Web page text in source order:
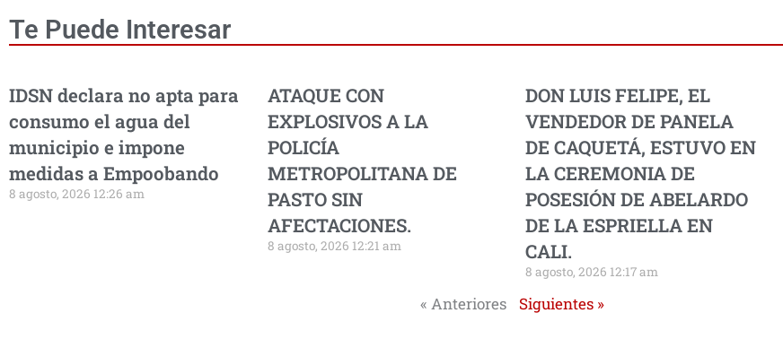
Te Puede Interesar
IDSN declara no apta para
consumo el agua del
municipio e impone
medidas a Empoobando
8 agosto, 2026 12:26 am
ATAQUE CON
EXPLOSIVOS A LA
POLICÍA
METROPOLITANA DE
PASTO SIN
AFECTACIONES.
8 agosto, 2026 12:21 am
DON LUIS FELIPE, EL
VENDEDOR DE PANELA
DE CAQUETÁ, ESTUVO EN
LA CEREMONIA DE
POSESIÓN DE ABELARDO
DE LA ESPRIELLA EN
CALI.
8 agosto, 2026 12:17 am
« Anteriores Siguientes »